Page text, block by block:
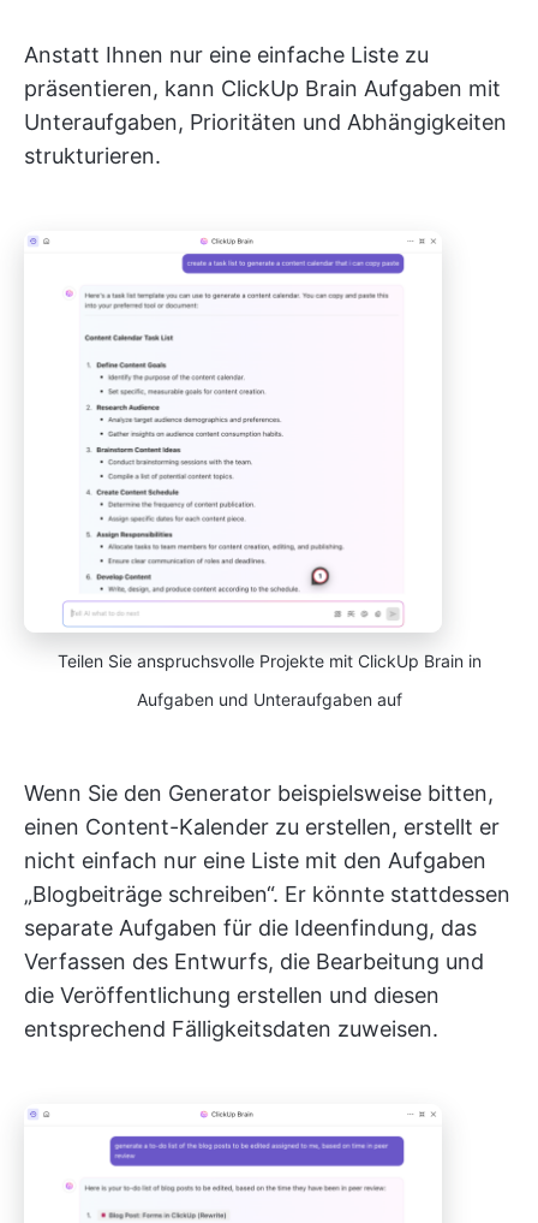
Anstatt Ihnen nur eine einfache Liste zu
präsentieren, kann ClickUp Brain Aufgaben mit
Unteraufgaben, Prioritäten und Abhängigkeiten
strukturieren.
Teilen Sie anspruchsvolle Projekte mit ClickUp Brain in
Aufgaben und Unteraufgaben auf
Wenn Sie den Generator beispielsweise bitten,
einen Content-Kalender zu erstellen, erstellt er
nicht einfach nur eine Liste mit den Aufgaben
„Blogbeiträge schreiben“. Er könnte stattdessen
separate Aufgaben für die Ideenfindung, das
Verfassen des Entwurfs, die Bearbeitung und
die Veröffentlichung erstellen und diesen
entsprechend Fälligkeitsdaten zuweisen.